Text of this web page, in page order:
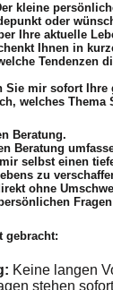
kleine
oder
Ihre aktuelle
Ihnen in
Tendenzen
Sie mir sofort
welches Thema
Beratung.
Beratung
selbst einen
zu
ohne
gebracht:
Keine langen
stehen